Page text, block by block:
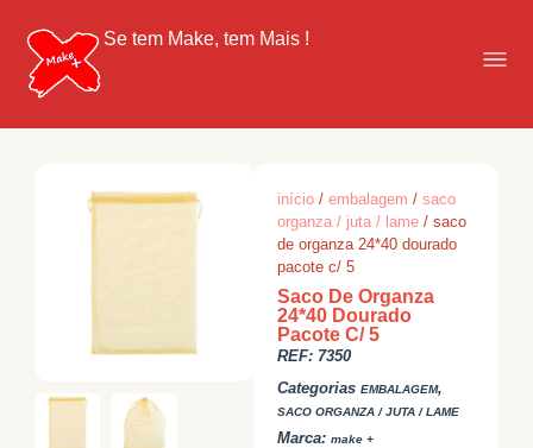
Se tem Make, tem Mais !
início /embalagem /saco
organza / juta / lame / saco
de organza 24*40 dourado
pacote c/ 5
Saco De Organza
24*40 Dourado
Pacote C/ 5
REF: 7350
Categorias EMBALAGEM,
SACO ORGANZA / JUTA / LAME
Marca:make +